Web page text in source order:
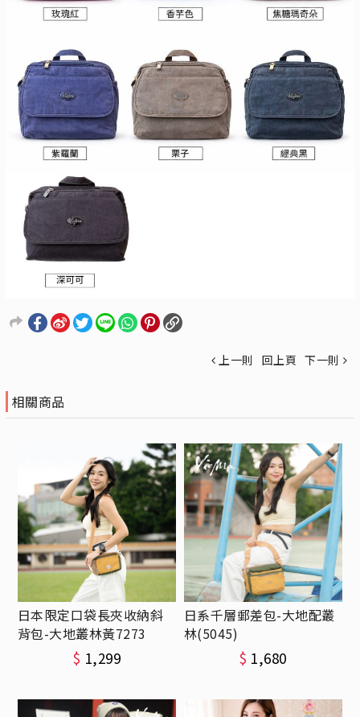
上一則 回上頁 下一則
相關商品
日本限定口袋長夾收納斜
背包-大地叢林黃7273
$ 1,299
日系千層郵差包-大地配叢
林(5045)
$ 1,680